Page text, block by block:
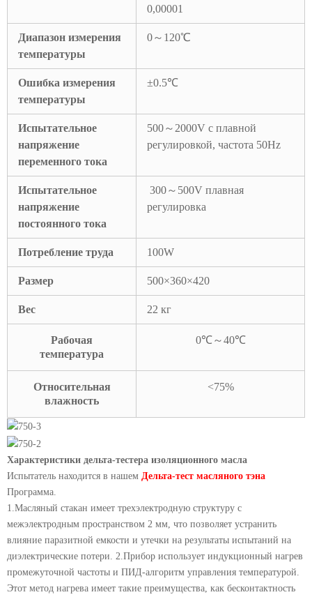
0,00001
Диапазон измерения
температуры
0～120℃
Ошибка измерения
температуры
±0.5℃
Испытательное
напряжение
переменного тока
500～2000V с плавной
регулировкой, частота 50Hz
Испытательное
напряжение
постоянного тока
300～500V плавная
регулировка
Потребление труда 100W
Размер 500×360×420
Вес 22 кг
Рабочая
температура
0℃～40℃
Относительная
влажность
<75%
Характеристики дельта-тестера изоляционного масла
Испытатель находится в нашем Дельта-тест масляного тэна
Программа.
1.Масляный стакан имеет трехэлектродную структуру с
межэлектродным пространством 2 мм, что позволяет устранить
влияние паразитной емкости и утечки на результаты испытаний на
диэлектрические потери. 2.Прибор использует индукционный нагрев
промежуточной частоты и ПИД-алгоритм управления температурой.
Этот метод нагрева имеет такие преимущества, как бесконтактность